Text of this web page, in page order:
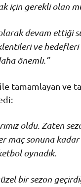
için gerekli olan
devam ettiği
ve hedefleri
önemli.”
tamamlayan ve
oldu. Zaten
maç sonuna
oynadık.
bir sezon